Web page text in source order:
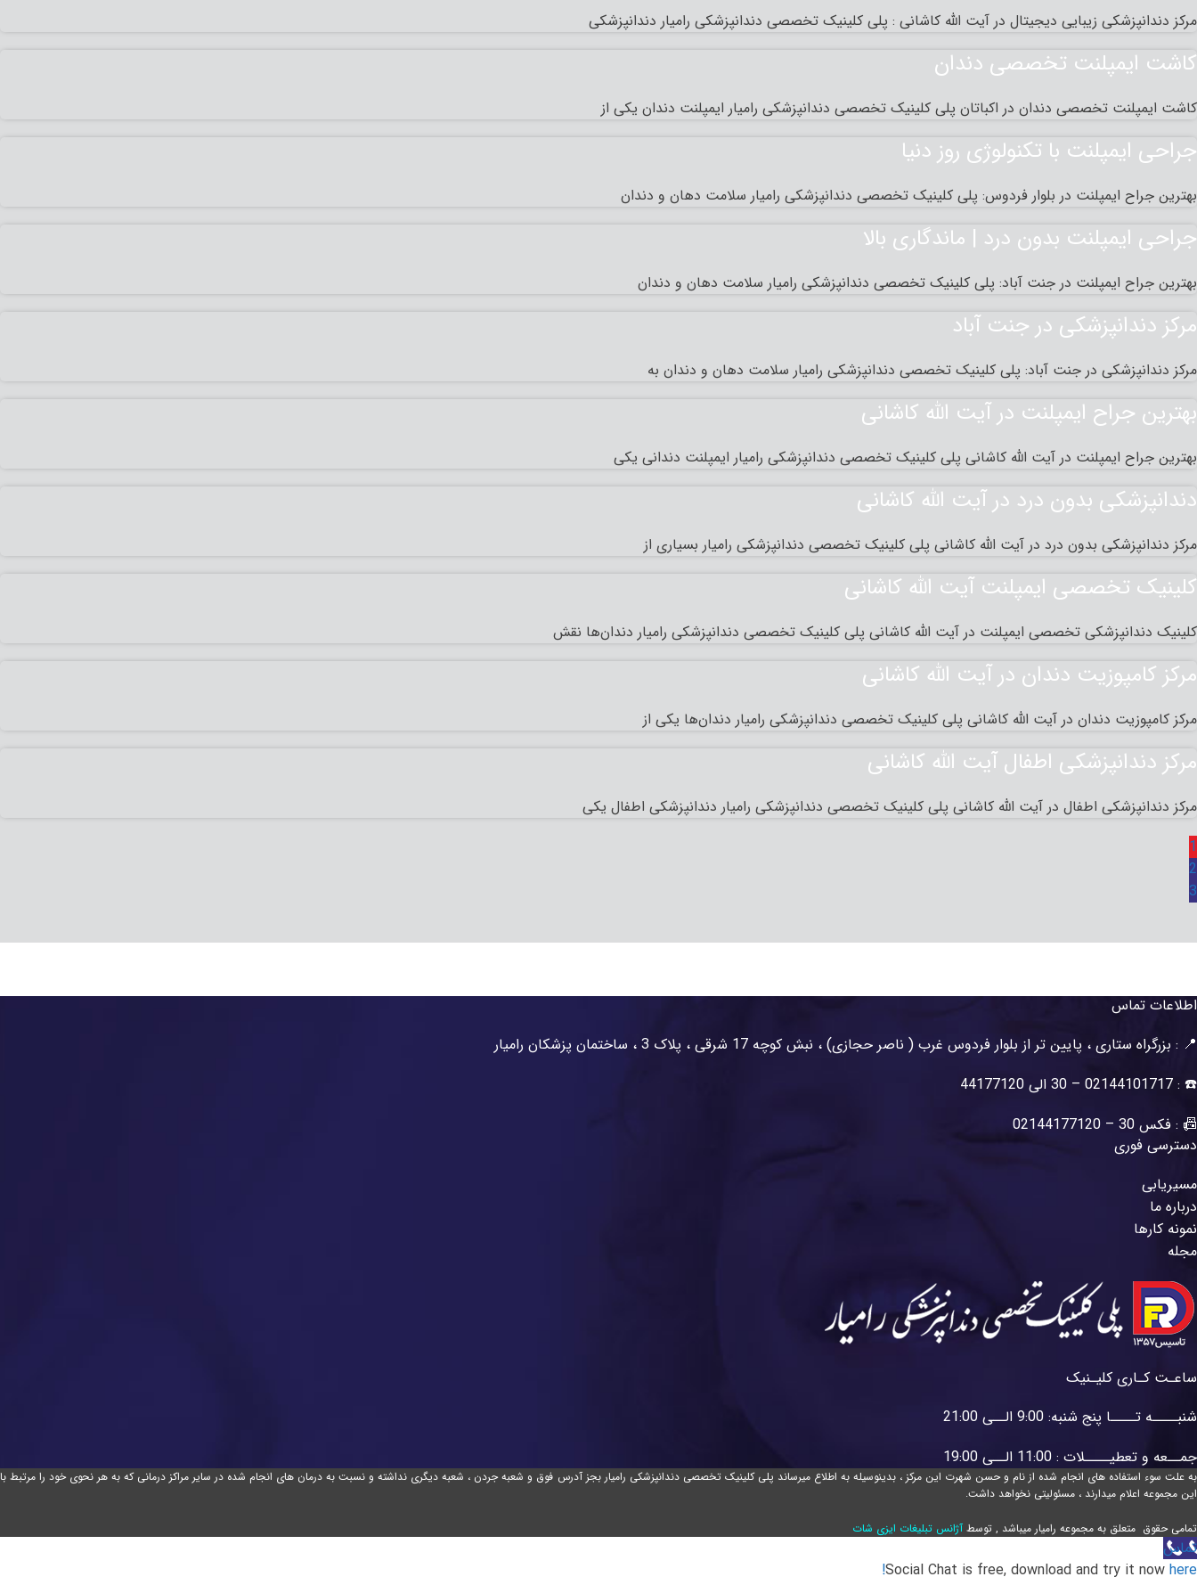
مرکز دندانپزشکی زیبایی دیجیتال در آیت الله کاشانی : پلی کلینیک تخصصی دندانپزشکی رامیار دندانپزشکی
کاشت ایمپلنت تخصصی دندان
کاشت ایمپلنت تخصصی دندان در اکباتان پلی کلینیک تخصصی دندانپزشکی رامیار ایمپلنت دندان یکی از
جراحی ایمپلنت با تکنولوژی روز دنیا
بهترین جراح ایمپلنت در بلوار فردوس: پلی کلینیک تخصصی دندانپزشکی رامیار سلامت دهان و دندان
جراحی ایمپلنت بدون درد | ماندگاری بالا
بهترین جراح ایمپلنت در جنت آباد: پلی کلینیک تخصصی دندانپزشکی رامیار سلامت دهان و دندان
مرکز دندانپزشکی در جنت آباد
مرکز دندانپزشکی در جنت آباد: پلی کلینیک تخصصی دندانپزشکی رامیار سلامت دهان و دندان به
بهترین جراح ایمپلنت در آیت الله کاشانی
بهترین جراح ایمپلنت در آیت الله کاشانی پلی کلینیک تخصصی دندانپزشکی رامیار ایمپلنت دندانی یکی
دندانپزشکی بدون درد در آیت الله کاشانی
مرکز دندانپزشکی بدون درد در آیت الله کاشانی پلی کلینیک تخصصی دندانپزشکی رامیار بسیاری از
کلینیک تخصصی ایمپلنت آیت الله کاشانی
کلینیک دندانپزشکی تخصصی ایمپلنت در آیت الله کاشانی پلی کلینیک تخصصی دندانپزشکی رامیار دندان‌ها نقش
مرکز کامپوزیت دندان در آیت الله کاشانی
مرکز کامپوزیت دندان در آیت الله کاشانی پلی کلینیک تخصصی دندانپزشکی رامیار دندان‌ها یکی از
مرکز دندانپزشکی اطفال آیت الله کاشانی
مرکز دندانپزشکی اطفال در آیت الله کاشانی پلی کلینیک تخصصی دندانپزشکی رامیار دندانپزشکی اطفال یکی
1
2
3
اطلاعات تماس
📍 : بزرگراه ستاری ، پایین تر از بلوار فردوس غرب ( ناصر حجازی) ، نبش کوچه 17 شرقی ، پلاک 3 ، ساختمان پزشکان رامیار
☎️ : 02144101717 – 30 الی 44177120
📠 : فکس 30 – 02144177120
دسترسی فوری
مسیریابی
درباره ما
نمونه کارها
مجله
ساعـت کـاری کلیـنیک
شنبــــه تــــا پنج شنبه: 9:00 الــی 21:00
جمــعه و تعطیــــلات : 11:00 الــی 19:00
به علت سوء استفاده های انجام شده از نام و حسن شهرت این مرکز ، بدینوسیله به اطلاع میرساند پلی کلینیک تخصصی دندانپزشکی رامیار بجز آدرس فوق و شعبه جردن ، شعبه دیگری نداشته و نسبت به درمان های انجام شده در سایر مراکز درمانی که به هر نحوی خود را مرتبط با
این مجموعه اعلام میدارند ، مسئولیتی نخواهد داشت.
تمامی حقوق متعلق به مجموعه رامیار میباشد , توسط آژانس تبلیغات ایزی شات
تماس
Social Chat is free, download and try it now here!